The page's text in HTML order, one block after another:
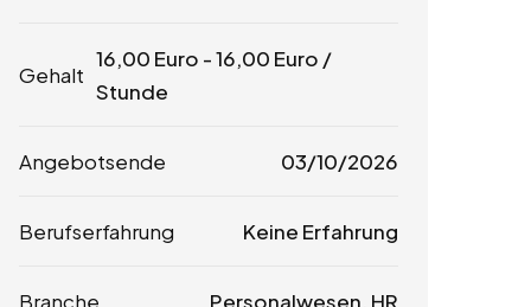
Gehalt
16,00 Euro -16,00 Euro /
Stunde
Angebotsende 03/10/2026
Berufserfahrung Keine Erfahrung
Branche Personalwesen, HR